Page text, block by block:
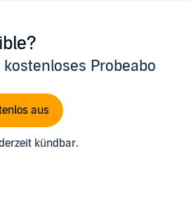
Probeabo
aus
kündbar.